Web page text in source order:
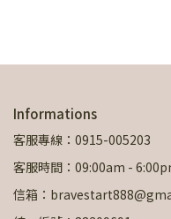
Informations
客服專線：0915-005203
客服時間：09:00am -
信箱：